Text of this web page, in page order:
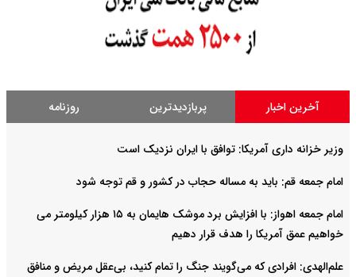
آخرین اخبار پربازدیدترین روزنامه
وزیر خزانه داری آمریکا: توافق با ایران نزدیک است
امام جمعه قم: باید به مساله حجاب در کشور و قم توجه شود
امام‌ جمعه اهواز: با افزایش برد موشک هایمان به ۱۵ هزار کیلومتر می
خواهیم عمق آمریکا را هدف قرار دهیم
علم‌الهدی: افرادی که می‌گویند جنگ را تمام کنید، بی‌عقل مریض و منافق